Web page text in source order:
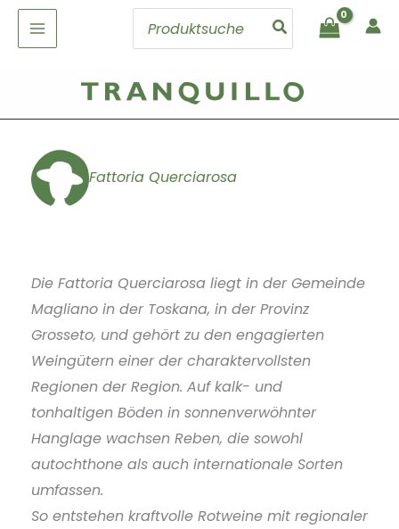
Inhalt
springen
Search
Fattoria Querciarosa
Die Fattoria Querciarosa liegt in der Gemeinde
Magliano in der Toskana, in der Provinz
Grosseto, und gehört zu den engagierten
Weingütern einer der charaktervollsten
Regionen der Region. Auf kalk- und
tonhaltigen Böden in sonnenverwöhnter
Hanglage wachsen Reben, die sowohl
autochthone als auch internationale Sorten
umfassen.
So entstehen kraftvolle Rotweine mit regionaler